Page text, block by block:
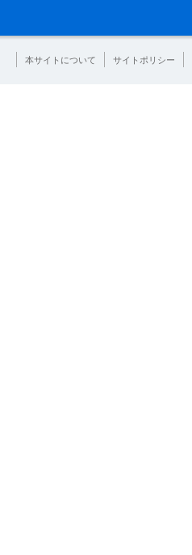
本サイトについて サイトポリシー